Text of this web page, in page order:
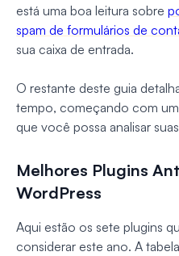
está uma boa leitura sobre
spam de formulários de
sua caixa de entrada.
O restante deste guia
tempo, começando com
que você possa analisar
Melhores Plugins
WordPress
Aqui estão os sete plugins
considerar este ano. A